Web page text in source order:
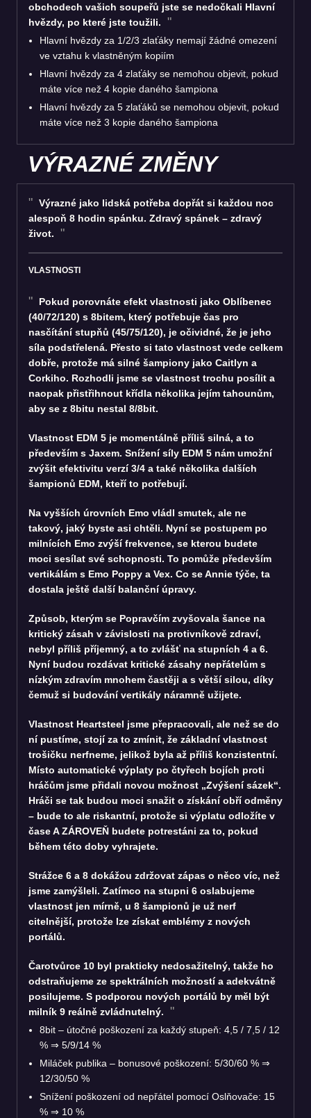
obchodech vašich soupeřů jste se nedočkali Hlavní
hvězdy, po které jste toužili.
Hlavní hvězdy za 1/2/3 zlaťáky nemají žádné omezení
ve vztahu k vlastněným kopiím
Hlavní hvězdy za 4 zlaťáky se nemohou objevit, pokud
máte více než 4 kopie daného šampiona
Hlavní hvězdy za 5 zlaťáků se nemohou objevit, pokud
máte více než 3 kopie daného šampiona
VÝRAZNÉ ZMĚNY
Výrazné jako lidská potřeba dopřát si každou noc
alespoň 8 hodin spánku. Zdravý spánek – zdravý
život.
VLASTNOSTI
Pokud porovnáte efekt vlastnosti jako Oblíbenec
(40/72/120) s 8bitem, který potřebuje čas pro
nasčítání stupňů (45/75/120), je očividné, že je jeho
síla podstřelená. Přesto si tato vlastnost vede celkem
dobře, protože má silné šampiony jako Caitlyn a
Corkiho. Rozhodli jsme se vlastnost trochu posílit a
naopak přistřihnout křídla několika jejím tahounům,
aby se z 8bitu nestal 8/8bit.
Vlastnost EDM 5 je momentálně příliš silná, a to
především s Jaxem. Snížení síly EDM 5 nám umožní
zvýšit efektivitu verzí 3/4 a také několika dalších
šampionů EDM, kteří to potřebují.
Na vyšších úrovních Emo vládl smutek, ale ne
takový, jaký byste asi chtěli. Nyní se postupem po
milnících Emo zvýší frekvence, se kterou budete
moci sesílat své schopnosti. To pomůže především
vertikálám s Emo Poppy a Vex. Co se Annie týče, ta
dostala ještě další balanční úpravy.
Způsob, kterým se Popravčím zvyšovala šance na
kritický zásah v závislosti na protivníkově zdraví,
nebyl příliš příjemný, a to zvlášť na stupních 4 a 6.
Nyní budou rozdávat kritické zásahy nepřátelům s
nízkým zdravím mnohem častěji a s větší silou, díky
čemuž si budování vertikály náramně užijete.
Vlastnost Heartsteel jsme přepracovali, ale než se do
ní pustíme, stojí za to zmínit, že základní vlastnost
trošičku nerfneme, jelikož byla až příliš konzistentní.
Místo automatické výplaty po čtyřech bojích proti
hráčům jsme přidali novou možnost „Zvýšení sázek“.
Hráči se tak budou moci snažit o získání obří odměny
– bude to ale riskantní, protože si výplatu odložíte v
čase A ZÁROVEŇ budete potrestáni za to, pokud
během této doby vyhrajete.
Strážce 6 a 8 dokážou zdržovat zápas o něco víc, než
jsme zamýšleli. Zatímco na stupni 6 oslabujeme
vlastnost jen mírně, u 8 šampionů je už nerf
citelnější, protože lze získat emblémy z nových
portálů.
Čarotvůrce 10 byl prakticky nedosažitelný, takže ho
odstraňujeme ze spektrálních možností a adekvátně
posilujeme. S podporou nových portálů by měl být
milník 9 reálně zvládnutelný.
8bit – útočné poškození za každý stupeň: 4,5 / 7,5 / 12
% ⇒ 5/9/14 %
Miláček publika – bonusové poškození: 5/30/60 % ⇒
12/30/50 %
Snížení poškození od nepřátel pomocí Oslňovače: 15
% ⇒ 10 %